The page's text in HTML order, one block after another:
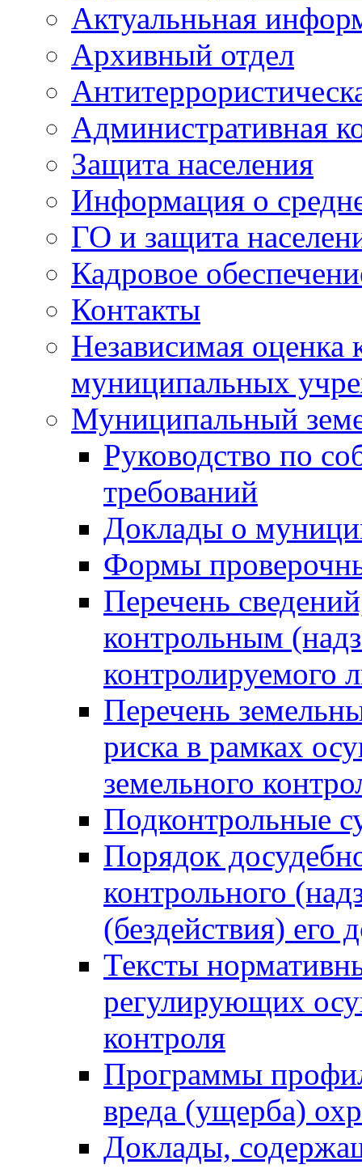
Актуальньная
Архивный отдел
Административная
Защита населения
Информация о
ГО и защита
Кадровое
Контакты
Независимая оценка
муниципальных
Муниципальный
Руководство по
требований
Доклады о
Формы
Перечень
контрольным
контролируемого
Перечень
риска в рамках
земельного
Подконтрольные
Порядок
контрольного
(бездействия)
Тексты
регулирующих
контроля
Программы
вреда (ущерба)
Доклады,